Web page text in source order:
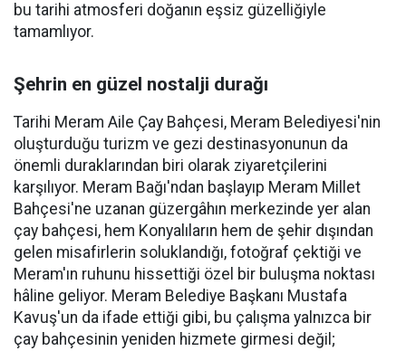
bu tarihi atmosferi doğanın eşsiz güzelliğiyle
tamamlıyor.
Şehrin en güzel nostalji durağı
Tarihi Meram Aile Çay Bahçesi, Meram Belediyesi'nin
oluşturduğu turizm ve gezi destinasyonunun da
önemli duraklarından biri olarak ziyaretçilerini
karşılıyor. Meram Bağı'ndan başlayıp Meram Millet
Bahçesi'ne uzanan güzergâhın merkezinde yer alan
çay bahçesi, hem Konyalıların hem de şehir dışından
gelen misafirlerin soluklandığı, fotoğraf çektiği ve
Meram'ın ruhunu hissettiği özel bir buluşma noktası
hâline geliyor. Meram Belediye Başkanı Mustafa
Kavuş'un da ifade ettiği gibi, bu çalışma yalnızca bir
çay bahçesinin yeniden hizmete girmesi değil;